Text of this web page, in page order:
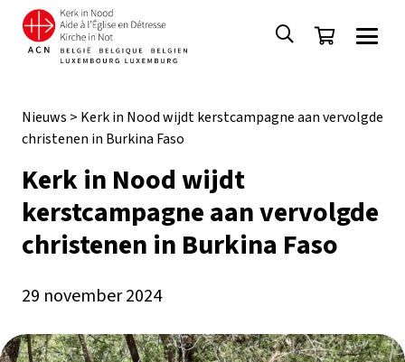
Nieuws > Kerk in Nood wijdt kerstcampagne aan vervolgde
christenen in Burkina Faso
Kerk in Nood wijdt
kerstcampagne aan vervolgde
christenen in Burkina Faso
29 november 2024